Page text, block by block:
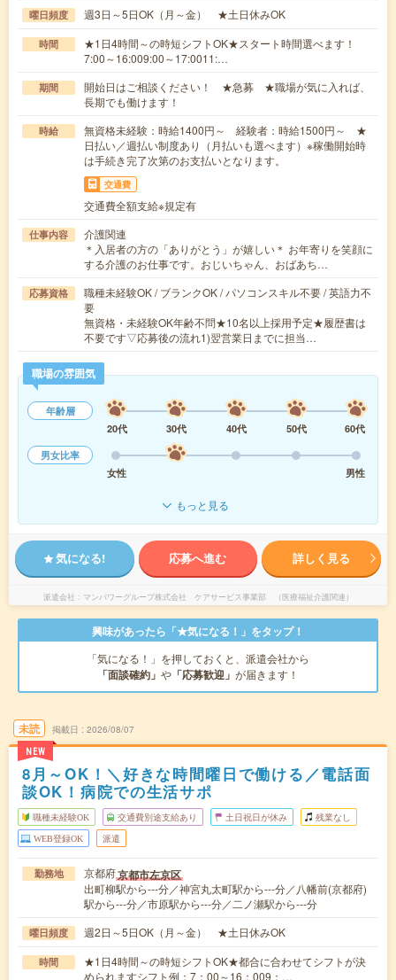
曜日頻度 週3日～5日OK（月～金） ★土日休みOK
時間
★1日4時間～の時短シフトOK★スタート時間選べます！
7:00～16:009:00～17:0011:…
期間
開始日はご相談ください！ ★急募 ★職場が気に入れば、
長期でも働けます！
時給
無資格未経験：時給1400円～ 経験者：時給1500円～ ★
日払い／週払い制度あり（月払いも選べます）※稼働開始時
は手続き完了次第のお支払いとなります。
交通費
交通費全額支給※規定有
仕事内容
介護関連
＊入居者の方の「ありがとう」が嬉しい＊ お年寄りを笑顔に
する介護のお仕事です。おじいちゃん、おばあち…
応募資格
職種未経験OK / ブランクOK / パソコンスキル不要 / 英語力不
要
無資格・未経験OK年齢不問★10名以上採用予定★履歴書は
不要です▽応募後の流れ1)翌営業日までに担当…
職場の雰囲気
年齢層
20代
30代 40代 50代
60代
男女比率
女性
男性
もっと見る
気になる! 応募へ進む 詳しく見る
派遣会社 マンパワーグループ株式会社 ケアサービス事業部 （医療福祉介護関連）
興味があったら「★気になる！」をタップ！
「気になる！」を押しておくと、派遣会社から
「面談確約」 や 「応募歓迎」 が届きます！
未読
NEW
掲載日 2026/08/07
8月～OK！＼好きな時間曜日で働ける／電話面
談OK！病院での生活サポ
職種未経験OK 交通費別途支給あり 土日祝日が休み 残業なし
WEB登録OK 派遣
勤務地 京都府京都市左京区
出町柳駅から---分／神宮丸太町駅から---分／八幡前(京都府)
駅から---分／市原駅から---分／二ノ瀬駅から---分
曜日頻度 週2日～5日OK（月～金） ★土日休みOK
時間
★1日4時間～の時短シフトOK★都合に合わせてシフトが決
められますシフト例：7：00～16：009：…